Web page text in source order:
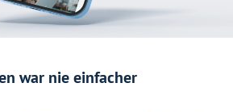
war nie einfacher